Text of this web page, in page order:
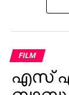
FILM
എസ്